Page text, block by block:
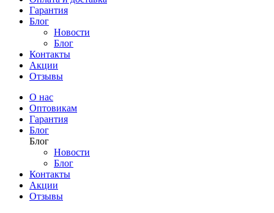
Гарантия
Блог
Новости
Блог
Контакты
Акции
Отзывы
О нас
Оптовикам
Гарантия
Блог
Блог
Новости
Блог
Контакты
Акции
Отзывы